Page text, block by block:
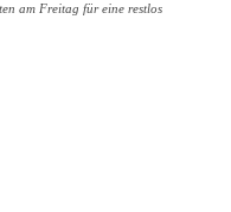
am Freitag für eine restlos